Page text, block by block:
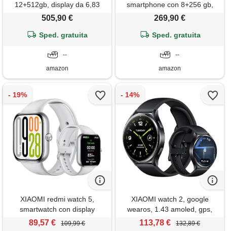
12+512gb, display da 6,83
120hz, media. Tek dimensity
leica summilux 50mp,
grigio, incluso smart watch
505,90 €
Sped. gratuita
--
amazon
smartphone con 8+256 gb,
display amoled fhd+ da 6,77,
fotocamera da 108 mp,
incluso smart watch
269,90 €
Sped. gratuita
--
amazon
XIAOMI redmi watch 5,
smartwatch con display
amoled 2.07, chiamate
89,57 € 109,99 €
XIAOMI watch 2, google
wearos, 1.43 amoled, gps,
5atm, nero
113,78 € 132,89 €